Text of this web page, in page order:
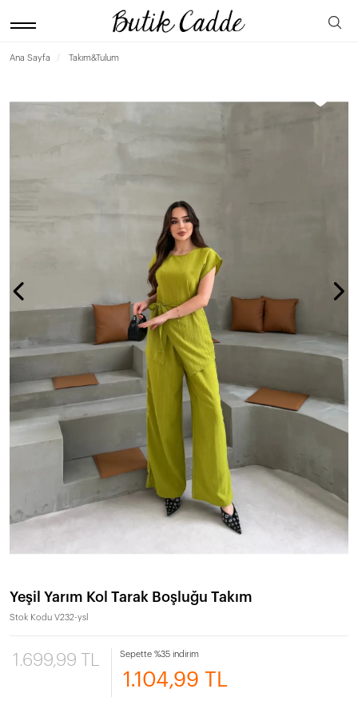
Ana Sayfa Takım&Tulum
Yeşil Yarım Kol Tarak Boşluğu Takım
Stok Kodu V232-ysl
1.699,99 TL Sepette %35 indirim
1.104,99 TL